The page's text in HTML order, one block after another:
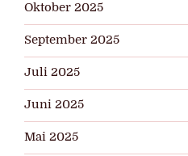
Oktober 2025
September 2025
Juli 2025
Juni 2025
Mai 2025